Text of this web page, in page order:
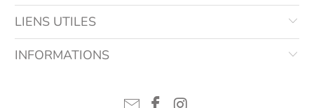
LIENS UTILES
INFORMATIONS